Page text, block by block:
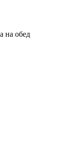
на обед